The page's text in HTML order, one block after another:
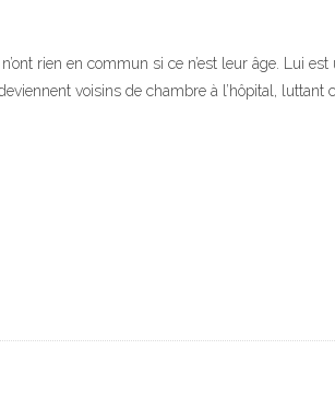
rien en commun si ce n’est leur âge. Lui
voisins de chambre à l’hôpital, luttant